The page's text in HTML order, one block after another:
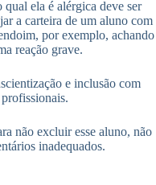
ela é alérgica deve ser
a carteira de um aluno com
por exemplo, achando
reação grave.
e inclusão com
não excluir esse aluno, não
inadequados.